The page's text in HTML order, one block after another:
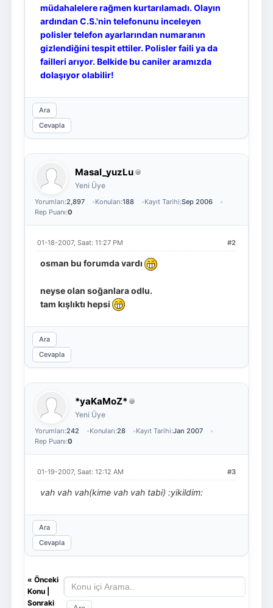
müdahalelere rağmen kurtarılamadı. Olayın
ardından C.S.'nin telefonunu inceleyen
polisler telefon ayarlarından numaranın
gizlendiğini tespit ettiler. Polisler faili ya da
failleri arıyor. Belkide bu caniler aramızda
dolaşıyor olabilir!
Ara
Cevapla
Masal_yuzLu
Yeni Üye
Yorumları:2,897 Konuları:188 Kayıt Tarihi:Sep 2006
Rep Puanı:0
#2
01-18-2007, Saat: 11:27 PM
osman bu forumda vardı
neyse olan soğanlara odlu.
tam kışlıktı hepsi
Ara
Cevapla
*yaKaMoZ*
Yeni Üye
Yorumları:242 Konuları:28 Kayıt Tarihi:Jan 2007
Rep Puanı:0
#3
01-19-2007, Saat: 12:12 AM
vah vah vah(kime vah vah tabi) :yikildim:
Ara
Cevapla
« Önceki
Konu|
Sonraki